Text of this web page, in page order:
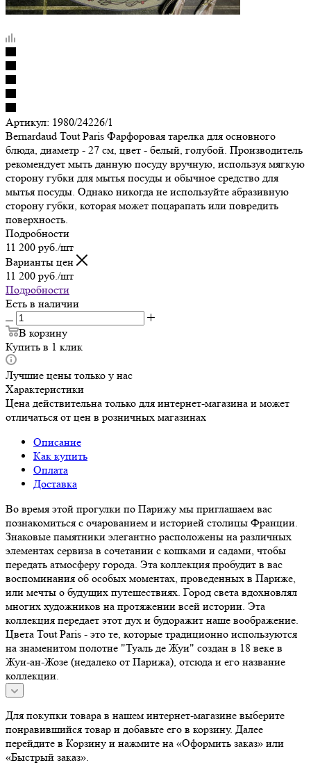
Артикул: 1980/24226/1
Bernardaud Tout Paris Фарфоровая тарелка для основного
блюда, диаметр - 27 см, цвет - белый, голубой. Производитель
рекомендует мыть данную посуду вручную, используя мягкую
сторону губки для мытья посуды и обычное средство для
мытья посуды. Однако никогда не используйте абразивную
сторону губки, которая может поцарапать или повредить
поверхность.
Подробности
11 200 руб. /шт
Варианты цен
11 200 руб. /шт
Подробности
Есть в наличии
В корзину
Купить в 1 клик
Лучшие цены только у нас
Характеристики
Цена действительна только для интернет-магазина и может
отличаться от цен в розничных магазинах
Описание
Как купить
Оплата
Доставка
Во время этой прогулки по Парижу мы приглашаем вас
познакомиться с очарованием и историей столицы Франции.
Знаковые памятники элегантно расположены на различных
элементах сервиза в сочетании с кошками и садами, чтобы
передать атмосферу города. Эта коллекция пробудит в вас
воспоминания об особых моментах, проведенных в Париже,
или мечты о будущих путешествиях. Город света вдохновлял
многих художников на протяжении всей истории. Эта
коллекция передает этот дух и будоражит наше воображение.
Цвета Tout Paris - это те, которые традиционно используются
на знаменитом полотне "Туаль де Жуи" создан в 18 веке в
Жуи-ан-Жозе (недалеко от Парижа), отсюда и его название
коллекции.
Для покупки товара в нашем интернет-магазине выберите
понравившийся товар и добавьте его в корзину. Далее
перейдите в Корзину и нажмите на «Оформить заказ» или
«Быстрый заказ».